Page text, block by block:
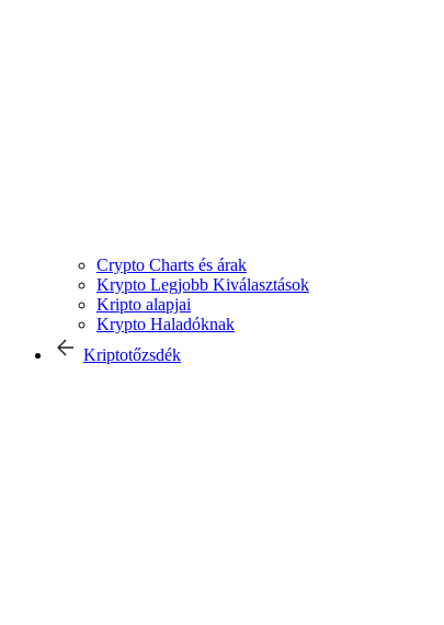
Crypto Charts és árak
Krypto Legjobb Kiválasztások
Kripto alapjai
Krypto Haladóknak
Kriptotőzsdék